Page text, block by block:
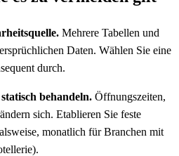
Mehrere Tabellen und
Daten. Wählen Sie eine
durch.
behandeln. Öffnungszeiten,
sich. Etablieren Sie feste
monatlich für Branchen mit